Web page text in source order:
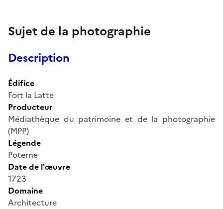
Sujet de la photographie
Description
Édifice
Fort la Latte
Producteur
Médiathèque du patrimoine et de la photographie
(MPP)
Légende
Poterne
Date de l'œuvre
1723
Domaine
Architecture